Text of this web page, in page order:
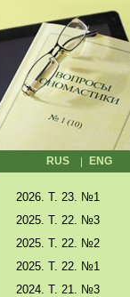
RUS ENG
2026. T. 23. №1
2025. T. 22. №3
2025. Т. 22. №2
2025. Т. 22. №1
2024. Т. 21. №3